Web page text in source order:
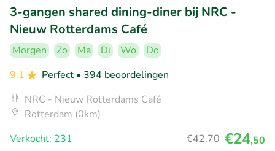
3-gangen shared dining-diner bij NRC -
Nieuw Rotterdams Café
Morgen Zo Ma Di Wo
Do
9.1
Perfect • 394 beoordelingen
NRC - Nieuw Rotterdams Café
Rotterdam (0km)
Verkocht: 231
€42,70 €24,50